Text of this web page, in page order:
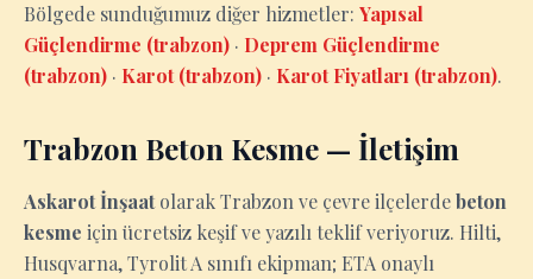
Bölgede sunduğumuz diğer hizmetler: Yapısal
Güçlendirme (trabzon) · Deprem Güçlendirme
(trabzon) · Karot (trabzon) · Karot Fiyatları (trabzon).
Trabzon Beton Kesme — İletişim
Askarot İnşaatolarak Trabzon ve çevre ilçelerdebeton
kesme için ücretsiz keşif ve yazılı teklif veriyoruz. Hilti,
Husqvarna, Tyrolit A sınıfı ekipman; ETA onaylı